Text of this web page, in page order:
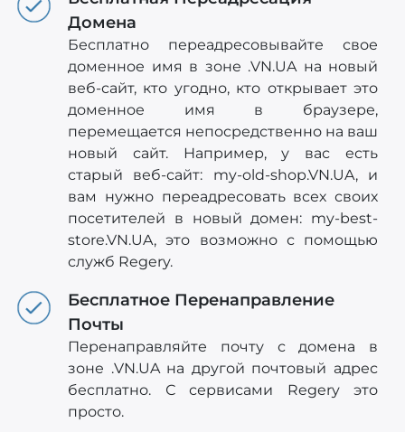
Домена
Бесплатно переадресовывайте свое
доменное имя в зоне .VN.UA на новый
веб-сайт, кто угодно, кто открывает это
доменное имя в браузере,
перемещается непосредственно на ваш
новый сайт. Например, у вас есть
старый веб-сайт: my-old-shop.VN.UA, и
вам нужно переадресовать всех своих
посетителей в новый домен: my-best-
store.VN.UA, это возможно с помощью
служб Regery.
Бесплатное Перенаправление
Почты
Перенаправляйте почту с домена в
зоне .VN.UA на другой почтовый адрес
бесплатно. С сервисами Regery это
просто.